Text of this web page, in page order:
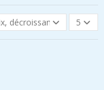
décroissant 5